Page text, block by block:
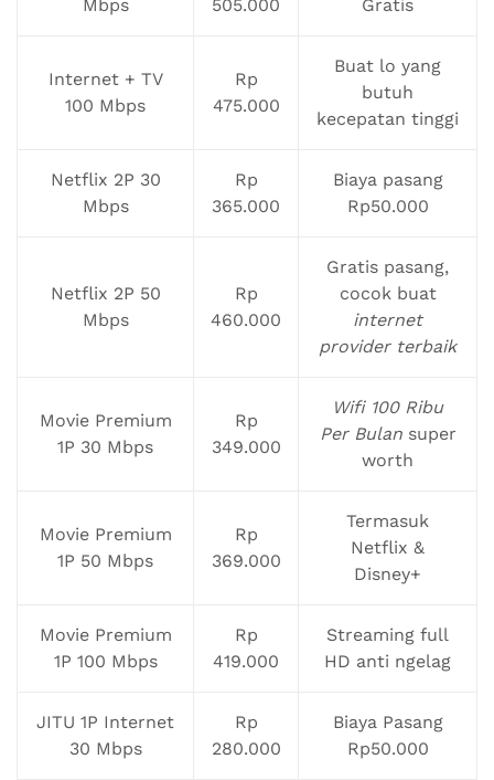
Mbps 505.000 Gratis
Internet + TV
100 Mbps
Rp
475.000
Buat lo yang
butuh
kecepatan tinggi
Netflix 2P 30
Mbps
Rp
365.000
Biaya pasang
Rp50.000
Netflix 2P 50
Mbps
Rp
460.000
Gratis pasang,
cocok buat
internet
provider terbaik
Movie Premium
1P 30 Mbps
Rp
349.000
Wifi 100 Ribu
Per Bulansuper
worth
Movie Premium
1P 50 Mbps
Rp
369.000
Termasuk
Netflix &
Disney+
Movie Premium
1P 100 Mbps
Rp
419.000
Streaming full
HD anti ngelag
JITU 1P Internet
30 Mbps
Rp
280.000
Biaya Pasang
Rp50.000